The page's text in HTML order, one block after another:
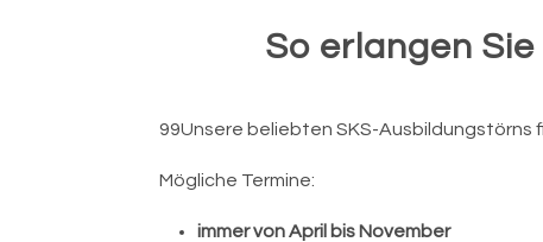
So erlangen
99Unsere beliebten SKS-Ausbildungstörns
Mögliche Termine:
immer von April bis November